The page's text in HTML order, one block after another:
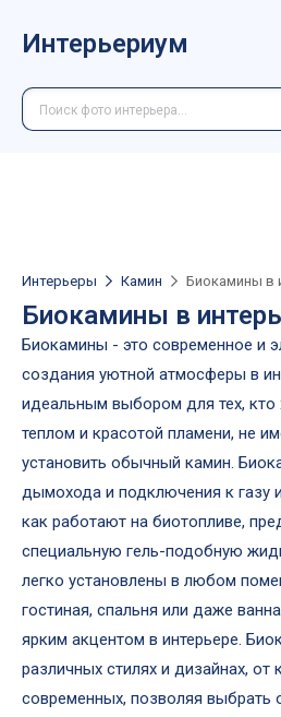
Интерьериум
Интерьеры Камин Биокамины в
Биокамины в
Биокамины - это современное и
создания уютной атмосферы в
идеальным выбором для тех, кто
теплом и красотой пламени, не
установить обычный камин.
дымохода и подключения к газу
как работают на биотопливе,
специальную гель-подобную
легко установлены в любом
гостиная, спальня или даже
ярким акцентом в интерьере.
различных стилях и дизайнах, от
современных, позволяя выбрать